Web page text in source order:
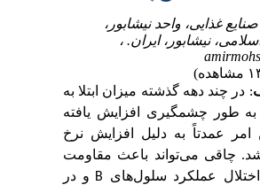
غذایی، واحد نیشابور،
نیشابور، ایران. ،
: در چند دهه گذشته میزان ابتلا به
نوع ۲ به طور چشمگیری افزایش یافته
عمدتاً به دلیل افزایش نرخ
چاقی می‌تواند باعث مقاومت
اختلال عملکرد سلول‌های B و در